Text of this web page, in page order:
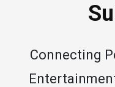
Connecting